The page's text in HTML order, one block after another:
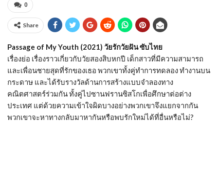
0
Share
Passage of My Youth (2021) วัยรักวัยฝัน ซับไทย
เรื่องย่อ เรื่องราวเกี่ยวกับวัยสองสิบหกปี เด็กสาวที่มีความสามารถ
และเพื่อนชายสุดที่รักของเธอ พวกเขาทั้งคู่ทำการทดลอง ทำงานบน
กระดาษ และได้รับรางวัลด้านการสร้างแบบจำลองทาง
คณิตศาสตร์ร่วมกัน ทั้งคู่ไปซานฟรานซิสโกเพื่อศึกษาต่อต่าง
ประเทศ แต่ด้วยความเข้าใจผิดบางอย่างพวกเขาจึงแยกจากกัน
พวกเขาจะหาทางกลับมาหากันหรือพบรักใหม่ได้ที่อื่นหรือไม่?